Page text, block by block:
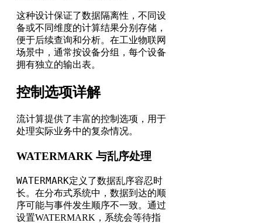
这种设计保证了数据隔离性，不同设
备或不同维度的计算结果分别存储，
便于后续查询和分析。在工业物联网
场景中，通常按设备分组，每个设备
拥有独立的输出表。
控制选项详解
流计算提供了丰富的控制选项，用于
处理实际业务中的复杂情况。
WATERMARK 与乱序处理
WATERMARK定义了数据乱序容忍时
长。在分布式系统中，数据到达的顺
序可能与事件发生顺序不一致。通过
设置WATERMARK，系统会等待指